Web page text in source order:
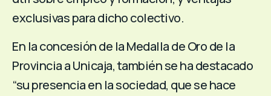
exclusivas para dicho colectivo.
En la concesión de la Medalla de Oro de la
Provincia a Unicaja, también se ha destacado
“su presencia en la sociedad, que se hace